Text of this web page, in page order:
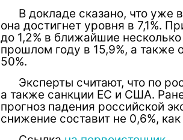
В докладе сказано, что уже
она достигнет уровня в 7,1%.
до 1,2% в ближайшие
прошлом году в 15,9%, а также
50%.
Эксперты считают, что по
а также санкции ЕС и США.
прогноз падения российской
снижение составит не 0,6%,